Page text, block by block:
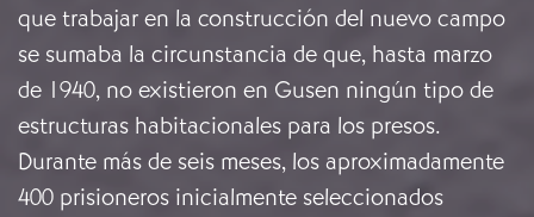
que trabajar en la construcción del nuevo campo
se sumaba la circunstancia de que, hasta marzo
de 1940, no existieron en Gusen ningún tipo de
estructuras habitacionales para los presos.
Durante más de seis meses, los aproximadamente
400 prisioneros inicialmente seleccionados